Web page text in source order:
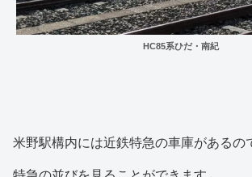
HC85系ひだ・南紀
米野駅構内には近鉄特急の車庫があるの